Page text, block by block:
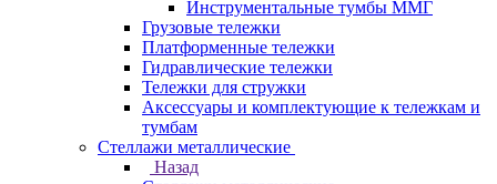
Инструментальные тумбы ММГ
Грузовые тележки
Платформенные тележки
Гидравлические тележки
Тележки для стружки
Аксесcуары и комплектующие к тележкам и
тумбам
Стеллажи металлические
Назад